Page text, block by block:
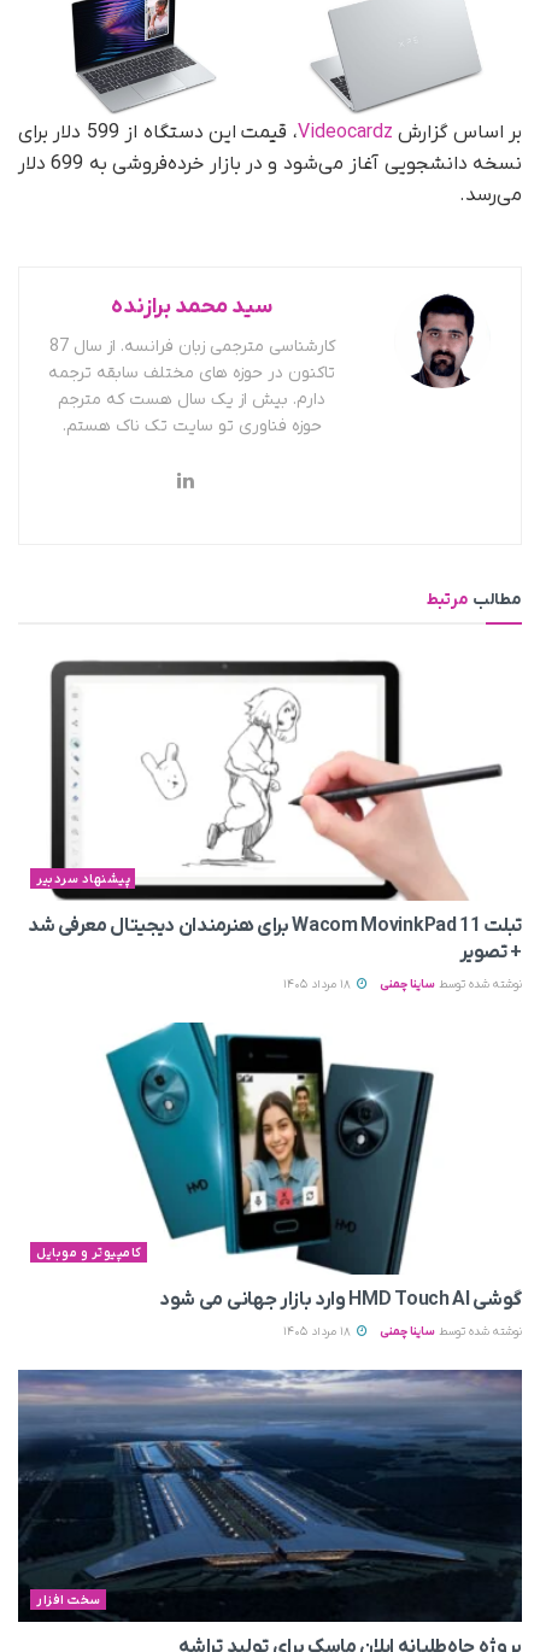
بر اساس گزارش Videocardz
، قیمت این دستگاه از 599 دلار برای
نسخه دانشجویی آغاز می‌شود و در بازار خرده‌فروشی به 699 دلار
می‌رسد.
سید محمد برازنده
کارشناسی مترجمی زبان فرانسه. از سال 87
تاکنون در حوزه های مختلف سابقه ترجمه
دارم. بیش از یک سال هست که مترجم
حوزه فناوری تو سایت تک ناک هستم.
مطالب مرتبط
پیشنهاد سردبیر
تبلت Wacom MovinkPad 11 برای هنرمندان دیجیتال معرفی شد
+ تصویر
نوشته شده توسط ساینا چمنی
کامپیوتر و موبایل
گوشی HMD Touch AI وارد بازار جهانی می‌ شود
نوشته شده توسط ساینا چمنی
سخت افزار